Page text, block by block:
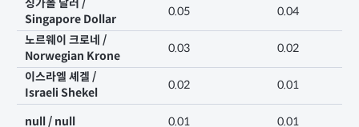
싱가폴 달러 /
Singapore Dollar
0.05 0.04
노르웨이 크로네 /
Norwegian Krone
0.03 0.02
이스라엘 셰겔 /
Israeli Shekel
0.02 0.01
null / null 0.01 0.01